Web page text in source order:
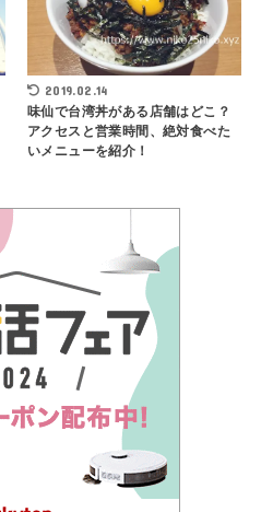
2019.02.14
味仙で台湾丼がある店舗はどこ？
アクセスと営業時間、絶対食べた
いメニューを紹介！